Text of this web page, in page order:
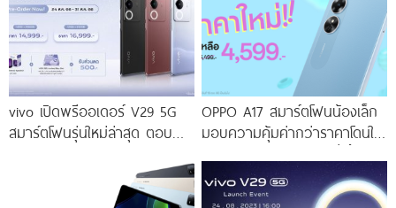
vivo เปิดพรีออเดอร์ V29 5G
สมาร์ตโฟนรุ่นใหม่ล่าสุด ตอบ
ราคาเริ่มต้นเพียง 14,999 บาท
จัดเต็มกับโปรโมชันพิเศษก่อนใคร
OPPO A17 สมาร์ตโฟนน้องเล็ก
มอบความคุ้มค่ากว่าราคาโดนใจ
ราคาใหม่เพียง 4,599 บาท
เท่านั้น!